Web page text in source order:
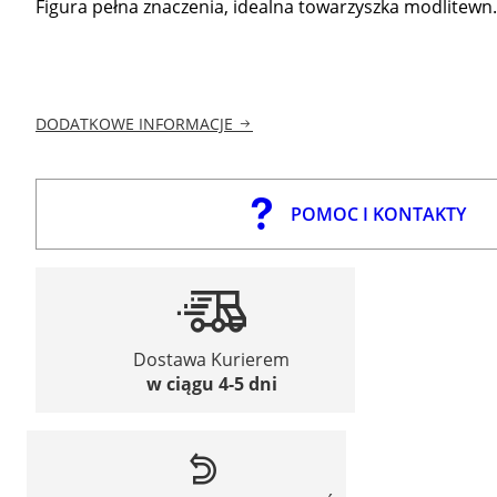
Figura pełna znaczenia, idealna towarzyszka
DODATKOWE INFORMACJE
POMOC I KONTAKTY
Dostawa Kurierem
w ciągu 4-5 dni